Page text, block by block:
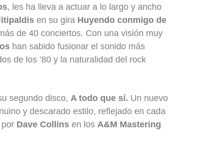
, les ha lleva a actuar a lo largo y ancho
en su gira Huyendo conmigo de
de 40 conciertos. Con una visión muy
han sabido fusionar el sonido más
de los ’80 y la naturalidad del rock
segundo disco,A todo que sí. Un nuevo
y descarado estilo, reflejado en cada
Dave Collins en losA&M Mastering